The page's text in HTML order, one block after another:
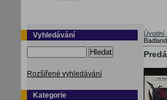
Vyhledávání
Hledat
Rozšířené vyhledávání
Kategorie
Úvodní